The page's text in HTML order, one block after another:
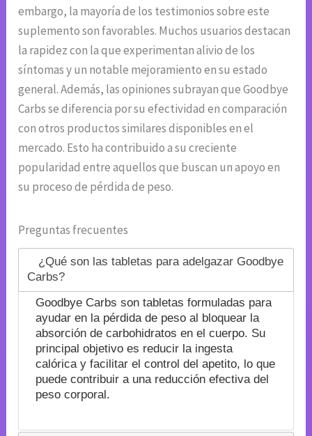
embargo, la mayoría de los testimonios sobre este
suplemento son favorables. Muchos usuarios destacan
la rapidez con la que experimentan alivio de los
síntomas y un notable mejoramiento en su estado
general. Además, las opiniones subrayan que Goodbye
Carbs se diferencia por su efectividad en comparación
con otros productos similares disponibles en el
mercado. Esto ha contribuido a su creciente
popularidad entre aquellos que buscan un apoyo en
su proceso de pérdida de peso.
Preguntas frecuentes
¿Qué son las tabletas para adelgazar Goodbye
Carbs?
Goodbye Carbs son tabletas formuladas para
ayudar en la pérdida de peso al bloquear la
absorción de carbohidratos en el cuerpo. Su
principal objetivo es reducir la ingesta
calórica y facilitar el control del apetito, lo que
puede contribuir a una reducción efectiva del
peso corporal.